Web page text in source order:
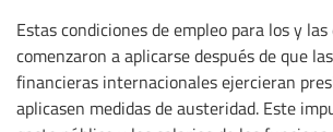
Estas condiciones de empleo para los y
comenzaron a aplicarse después de que
financieras internacionales ejercieran
aplicasen medidas de austeridad. Este